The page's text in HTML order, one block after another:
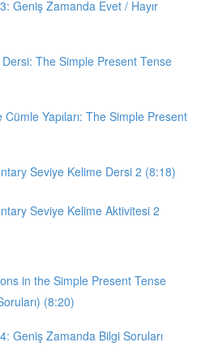
Geniş Zamanda Evet / Hayır
The Simple Present Tense
Yapıları: The Simple Present
Seviye Kelime Dersi 2 (8:18)
Seviye Kelime Aktivitesi 2
in the Simple Present Tense
(8:20)
Geniş Zamanda Bilgi Soruları